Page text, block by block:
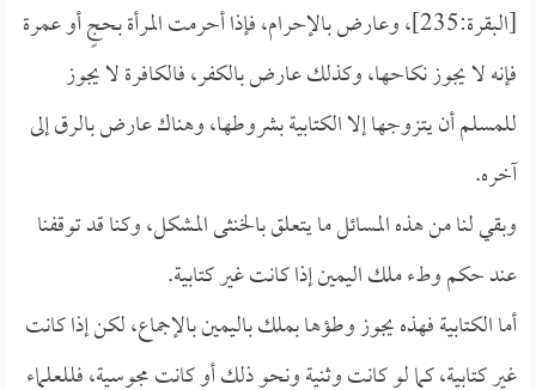
[البقرة:235]، وعارض بالإحرام، فإذا أحرمت المرأة بحجٍ أو عمرة
فإنه لا يجوز نكاحها، وكذلك عارض بالكفر، فالكافرة لا يجوز
للمسلم أن يتزوجها إلا الكتابية بشروطها، وهناك عارض بالرق إلى
آخره.
وبقي لنا من هذه المسائل ما يتعلق بالخنثى المشكل، وكنا قد توقفنا
عند حكم وطء ملك اليمين إذا كانت غير كتابية.
أما الكتابية فهذه يجوز وطؤها بملك باليمين بالإجماع، لكن إذا كانت
غير كتابية، كما لو كانت وثنية ونحو ذلك أو كانت مجوسية، فللعلماء